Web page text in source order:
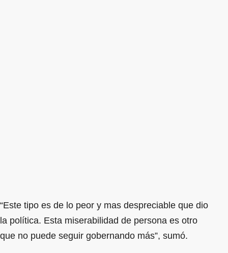
“Este tipo es de lo peor y mas despreciable que dio
la política. Esta miserabilidad de persona es otro
que no puede seguir gobernando más”, sumó.